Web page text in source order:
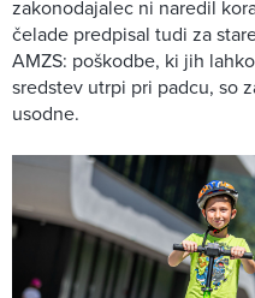
zakonodajalec ni naredil
čelade predpisal tudi za
AMZS: poškodbe, ki jih
sredstev utrpi pri padcu, so
usodne.